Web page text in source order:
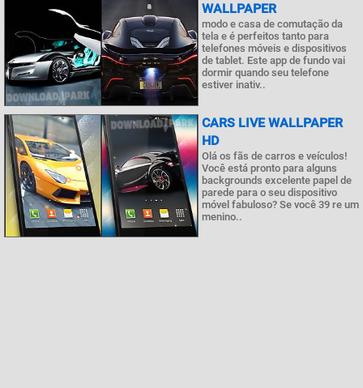
WALLPAPER
modo e casa de comutação da
tela e é perfeitos tanto para
telefones móveis e dispositivos
de tablet. Este app de fundo vai
dormir quando seu telefone
estiver inativ..
CARS LIVE WALLPAPER
HD
Olá os fãs de carros e veículos!
Você está pronto para alguns
backgrounds excelente papel de
parede para o seu dispositivo
móvel fabuloso? Se você 39 re um
menino..